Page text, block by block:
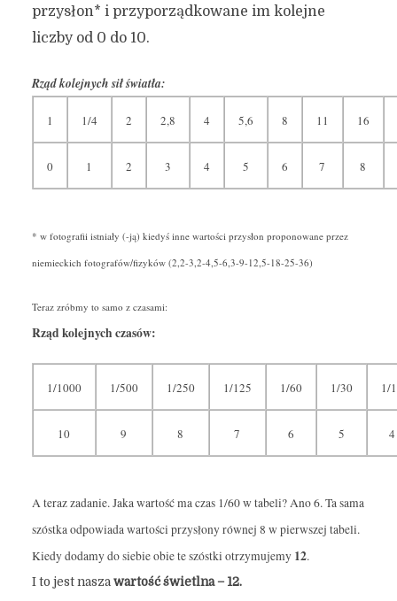
przysłon* i przyporządkowane im kolejne
liczby od 0 do 10.
Rząd kolejnych sił światła:
1 1/4 2 2,8 4 5,6 8 11 16
0 1 2 3 4 5 6 7 8
* w fotografii istniały (-ją) kiedyś inne wartości przysłon proponowane przez
niemieckich fotografów/fizyków (2,2-3,2-4,5-6,3-9-12,5-18-25-36)
Teraz zróbmy to samo z czasami:
Rząd kolejnych czasów:
1/1000 1/500 1/250 1/125 1/60 1/30 1/
10 9 8 7 6 5 4
A teraz zadanie. Jaka wartość ma czas 1/60 w tabeli? Ano 6. Ta sama
szóstka odpowiada wartości przysłony równej 8 w pierwszej tabeli.
Kiedy dodamy do siebie obie te szóstki otrzymujemy12.
I to jest nasza wartość świetlna – 12.